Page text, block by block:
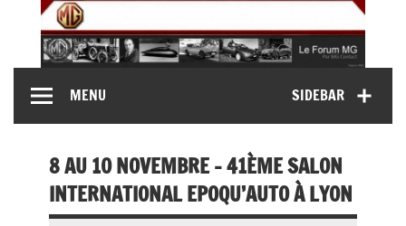
content
MG Contact
MG B, MG F, MG A, Midget…)SIDEBAR
MENU
8 AU 10 NOVEMBRE – 41ÈME SALON
INTERNATIONAL EPOQU’AUTO À LYON